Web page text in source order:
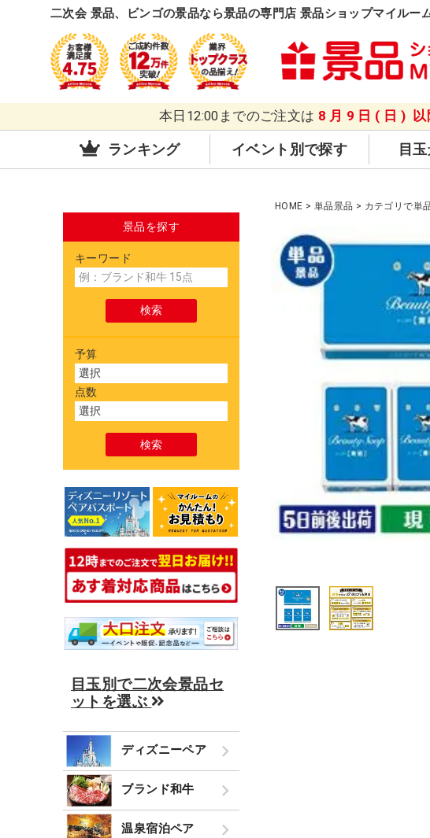
二次会 景品、ビンゴの景品なら景品の専門店 景品ショップマイルー
本日12:00までのご注文は 8月9日(日)
ランキング イベント別で探す 目
景品を探す
キーワード
予算
点数
目玉別で二次会景品セ
ットを選ぶ
ディズニーペア
ブランド和牛
温泉宿泊ペア
HOME 単品景品 カテゴリで単